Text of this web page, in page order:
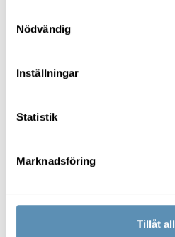
Nödvändig
Inställningar
Statistik
Marknadsföring
Tillåt
Wihlborgs nya
Den välkända
2023 flyttar Mindpark in i
Kvartetten i Hyllie med
positiv och rörlig
samtidigt vara med och